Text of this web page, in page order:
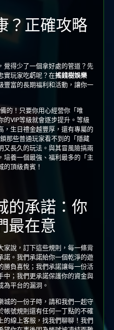
？正確攻略
覺得少了一個拿好處的管道？先
實玩家吃虧呢？在搖錢樹娛樂
豐富的長期福利和活動，讓你一
的！只要你用心經營你「唯
VIP等級就會逐步提升。等級
，生日禮金越豐厚，還有專屬的
那些普通玩家看不到的「隱藏
又長久的玩法。與其冒風險搞兩
培養一個最強、福利最多的「主
的頂級貴賓！
的承諾：你
最在意
家說，訂下這些規則，每一條背
諾。我們承諾給你一個乾淨的遊
勝負喜悅；我們承諾讓每一份活
中；我們更承諾保護你的資金與
為平台的漏洞。
城的一份子時，請和我們一起守
帳號規則還有任何一丁點的不確
的線上客服，找我們聊聊！我們